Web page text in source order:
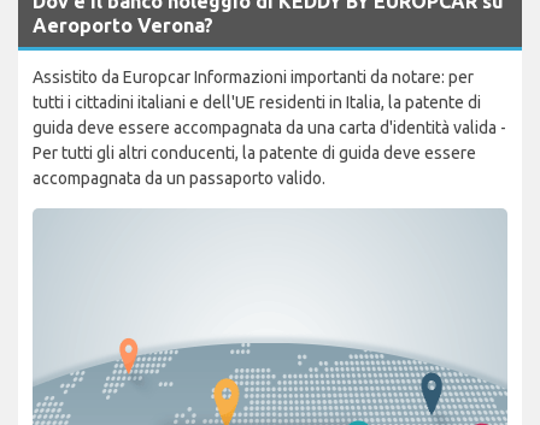
Aeroporto Verona?
Assistito da Europcar Informazioni importanti da notare: per
tutti i cittadini italiani e dell'UE residenti in Italia, la patente di
guida deve essere accompagnata da una carta d'identità valida -
Per tutti gli altri conducenti, la patente di guida deve essere
accompagnata da un passaporto valido.